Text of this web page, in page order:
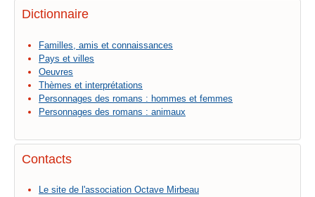
Dictionnaire
Familles, amis et connaissances
Pays et villes
Oeuvres
Thèmes et interprétations
Personnages des romans : hommes et femmes
Personnages des romans : animaux
Contacts
Le site de l'association Octave Mirbeau